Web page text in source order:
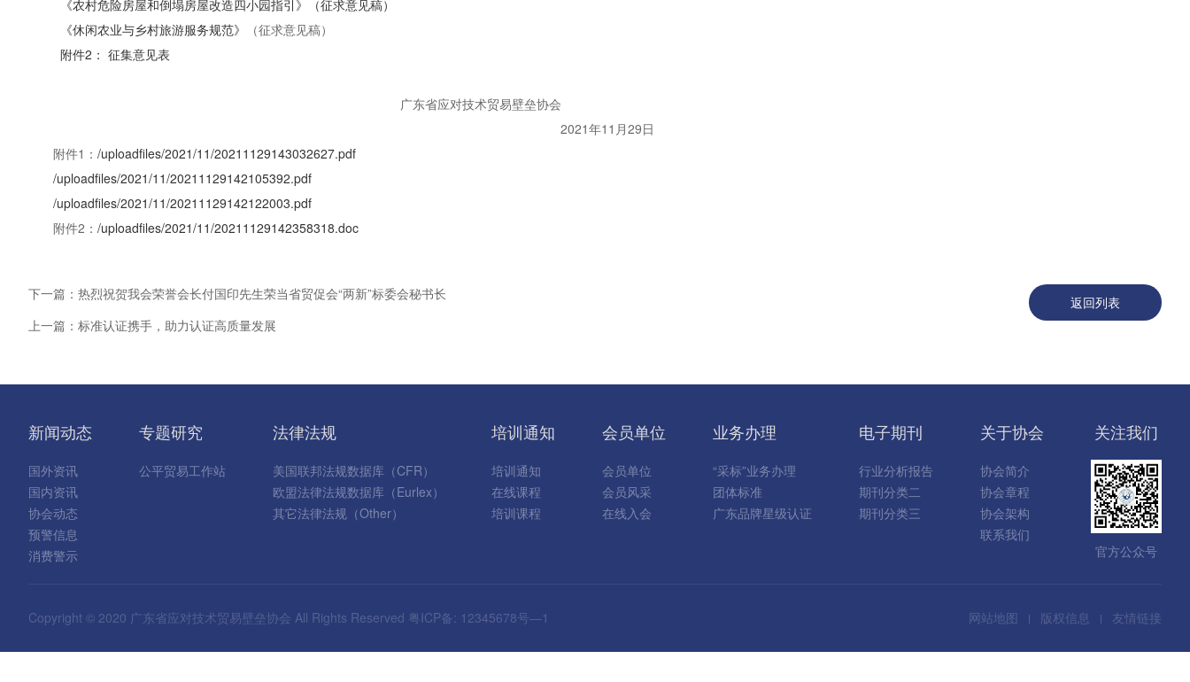
《农村危险房屋和倒塌房屋改造四小园指引》
（征求意见稿）
《休闲农业与乡村旅游服务规范》
（征求意见稿）
附件2： 征集意见表
广东省应对技术贸易壁垒协会
2021年11 月29日
附件1： /uploadfiles/2021/11/20211129143032627.pdf
/uploadfiles/2021/11/20211129142105392.pdf
/uploadfiles/2021/11/20211129142122003.pdf
附件2： /uploadfiles/2021/11/20211129142358318.doc
返回列表
下一篇：热烈祝贺我会荣誉会长付国印先生荣当省贸促会“两新”标委会秘书长
上一篇：标准认证携手，助力认证高质量发展
新闻动态
国外资讯
国内资讯
协会动态
预警信息
消费警示
专题研究
公平贸易工作站
法律法规
美国联邦法规数据库（CFR）
欧盟法律法规数据库（Eurlex）
其它法律法规（Other）
培训通知
培训通知
在线课程
培训课程
会员单位
会员单位
会员风采
在线入会
业务办理
“采标”业务办理
团体标准
广东品牌星级认证
电子期刊
行业分析报告
期刊分类二
期刊分类三
关于协会
协会简介
协会章程
协会架构
联系我们
关注我们
官方公众号
网站地图 版权信息 友情链接
Copyright © 2020 广东省应对技术贸易壁垒协会 All Rights Reserved 粤ICP备: 12345678号—1